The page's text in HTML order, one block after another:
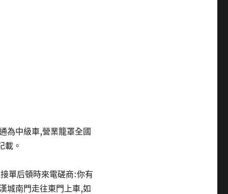
為中級車,營業籠罩全國
載。
單后頓時來電磋商:你有
城南門走往東門上車,如